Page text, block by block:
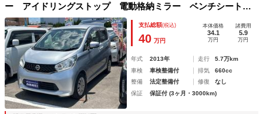
ー アイドリングストップ 電動格納ミラー ベンチシート
ＣＶＴ 盗難防止システム ＡＢＳ ＣＤ ＤＶＤ再生 ミュ
ージックプレイヤー接続可 Ｂｌｕｅｔｏｏｔｈ
支払総額(税込)
40 万円
本体価格
34.1
万円
諸費用
5.9
万円
年式 2013年 走行
5.7万km
車検
車検整備付 排気
660cc
整備
法定整備付 修復
なし
保証
保証付 (3ヶ月・3000km)